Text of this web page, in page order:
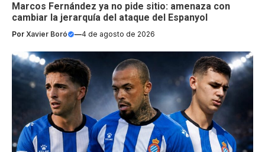
Marcos Fernández ya no pide sitio: amenaza con
cambiar la jerarquía del ataque del Espanyol
Por Xavier Boró —4 de agosto de 2026